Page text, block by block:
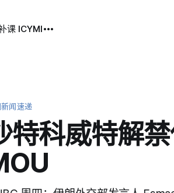
课 ICYMI
闻速递
特科威特解